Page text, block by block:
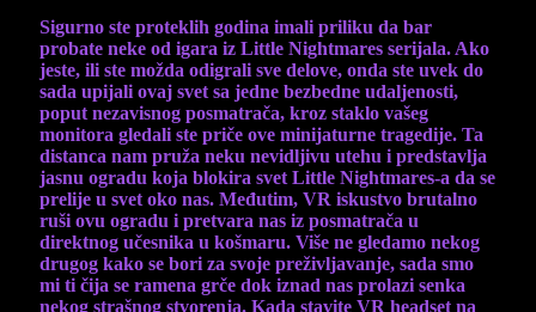
Sigurno ste proteklih godina imali priliku da bar
probate neke od igara iz Little Nightmares serijala. Ako
jeste, ili ste možda odigrali sve delove, onda ste uvek do
sada upijali ovaj svet sa jedne bezbedne udaljenosti,
poput nezavisnog posmatrača, kroz staklo vašeg
monitora gledali ste priče ove minijaturne tragedije. Ta
distanca nam pruža neku nevidljivu utehu i predstavlja
jasnu ogradu koja blokira svet Little Nightmares-a da se
prelije u svet oko nas. Međutim, VR iskustvo brutalno
ruši ovu ogradu i pretvara nas iz posmatrača u
direktnog učesnika u košmaru. Više ne gledamo nekog
drugog kako se bori za svoje preživljavanje, sada smo
mi ti čija se ramena grče dok iznad nas prolazi senka
nekog strašnog stvorenja. Kada stavite VR headset na